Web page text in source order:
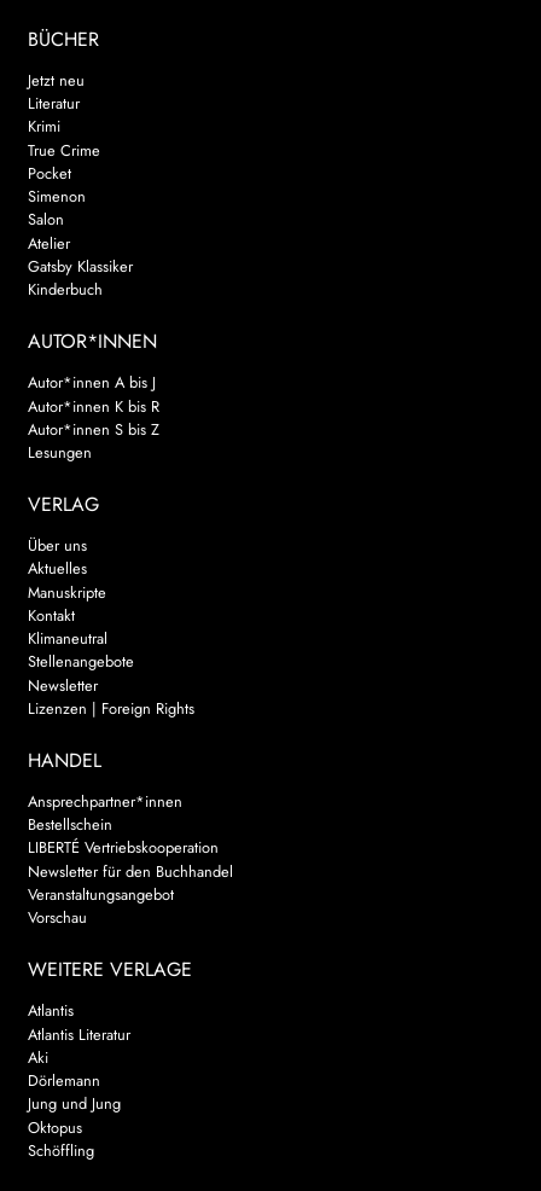
BÜCHER
Jetzt neu
Literatur
Krimi
True Crime
Pocket
Simenon
Salon
Atelier
Gatsby Klassiker
Kinderbuch
AUTOR*INNEN
Autor*innen A bis J
Autor*innen K bis R
Autor*innen S bis Z
Lesungen
VERLAG
Über uns
Aktuelles
Manuskripte
Kontakt
Klimaneutral
Stellenangebote
Newsletter
Lizenzen | Foreign Rights
HANDEL
Ansprechpartner*innen
Bestellschein
LIBERTÉ Vertriebskooperation
Newsletter für den Buchhandel
Veranstaltungsangebot
Vorschau
WEITERE VERLAGE
Atlantis
Atlantis Literatur
Aki
Dörlemann
Jung und Jung
Oktopus
Schöffling